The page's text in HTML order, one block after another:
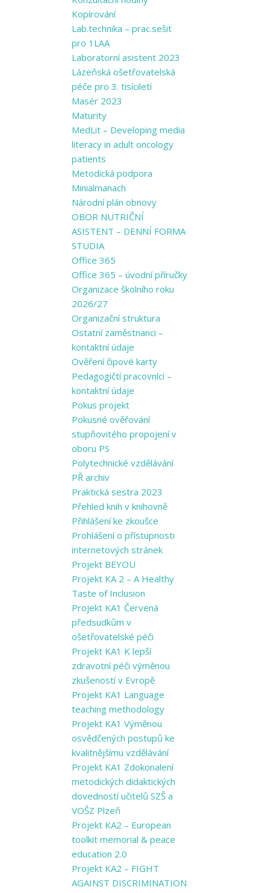
Kopírování
Lab.technika – prac.sešit
pro 1LAA
Laboratorní asistent 2023
Lázeňská ošetřovatelská
péče pro 3. tisíciletí
Masér 2023
Maturity
MedLit – Developing media
literacy in adult oncology
patients
Metodická podpora
Minialmanach
Národní plán obnovy
OBOR NUTRIČNÍ
ASISTENT – DENNÍ FORMA
STUDIA
Office 365
Office 365 – úvodní příručky
Organizace školního roku
2026/27
Organizační struktura
Ostatní zaměstnanci –
kontaktní údaje
Ověření čipové karty
Pedagogičtí pracovníci –
kontaktní údaje
Pokus projekt
Pokusné ověřování
stupňovitého propojení v
oboru PS
Polytechnické vzdělávání
PŘ archiv
Praktická sestra 2023
Přehled knih v knihovně
Přihlášení ke zkoušce
Prohlášení o přístupnosti
internetových stránek
Projekt BEYOU
Projekt KA 2 – A Healthy
Taste of Inclusion
Projekt KA1 Červená
předsudkům v
ošetřovatelské péči
Projekt KA1 K lepší
zdravotní péči výměnou
zkušeností v Evropě
Projekt KA1 Language
teaching methodology
Projekt KA1 Výměnou
osvědčených postupů ke
kvalitnějšímu vzdělávání
Projekt KA1 Zdokonalení
metodických didaktických
dovedností učitelů SZŠ a
VOŠZ Plzeň
Projekt KA2 – European
toolkit memorial & peace
education 2.0
Projekt KA2 – FIGHT
AGAINST DISCRIMINATION